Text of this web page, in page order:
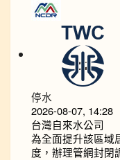
停水
2026-08-07, 14:28
台灣自來水公司
為全面提升該區域
度，辦理管網封閉